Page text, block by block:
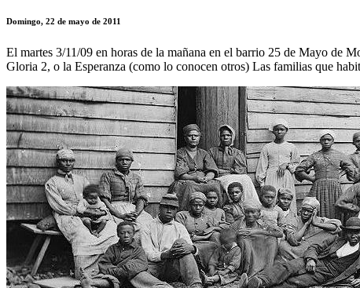
Domingo, 22 de mayo de 2011
El martes 3/11/09 en horas de la mañana en el barrio 25 de Mayo de
Gloria 2, o la Esperanza (como lo conocen otros) Las familias que